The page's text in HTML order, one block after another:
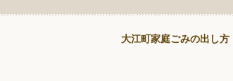
大江町家庭ごみの出し方